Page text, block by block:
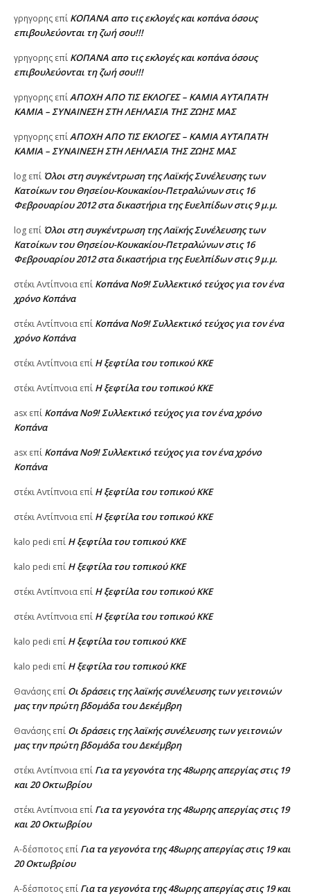
γρηγορης επί ΚΟΠΑΝΑ απο τις εκλογές και κοπάνα όσους
επιβουλεύονται τη ζωή σου!!!
γρηγορης επί ΚΟΠΑΝΑ απο τις εκλογές και κοπάνα όσους
επιβουλεύονται τη ζωή σου!!!
γρηγορης επίΑΠΟΧΗ ΑΠΟ ΤΙΣ ΕΚΛΟΓΕΣ – ΚΑΜΙΑ ΑΥΤΑΠΑΤΗ
ΚΑΜΙΑ – ΣΥΝΑΙΝΕΣΗ ΣΤΗ ΛΕΗΛΑΣΙΑ ΤΗΣ ΖΩΗΣ ΜΑΣ
γρηγορης επίΑΠΟΧΗ ΑΠΟ ΤΙΣ ΕΚΛΟΓΕΣ – ΚΑΜΙΑ ΑΥΤΑΠΑΤΗ
ΚΑΜΙΑ – ΣΥΝΑΙΝΕΣΗ ΣΤΗ ΛΕΗΛΑΣΙΑ ΤΗΣ ΖΩΗΣ ΜΑΣ
log επί Όλοι στη συγκέντρωση της Λαϊκής Συνέλευσης των
Κατοίκων του Θησείου-Κουκακίου-Πετραλώνων στις 16
Φεβρουαρίου 2012 στα δικαστήρια της Ευελπίδων στις 9 μ.μ.
log επί Όλοι στη συγκέντρωση της Λαϊκής Συνέλευσης των
Κατοίκων του Θησείου-Κουκακίου-Πετραλώνων στις 16
Φεβρουαρίου 2012 στα δικαστήρια της Ευελπίδων στις 9 μ.μ.
στέκι Αντίπνοια επί Κοπάνα Νο9! Συλλεκτικό τεύχος για τον ένα
χρόνο Κοπάνα
στέκι Αντίπνοια επί Κοπάνα Νο9! Συλλεκτικό τεύχος για τον ένα
χρόνο Κοπάνα
στέκι Αντίπνοια επί Η ξεφτίλα του τοπικού ΚΚΕ
στέκι Αντίπνοια επί Η ξεφτίλα του τοπικού ΚΚΕ
asx επί Κοπάνα Νο9! Συλλεκτικό τεύχος για τον ένα χρόνο
Κοπάνα
asx επί Κοπάνα Νο9! Συλλεκτικό τεύχος για τον ένα χρόνο
Κοπάνα
στέκι Αντίπνοια επί Η ξεφτίλα του τοπικού ΚΚΕ
στέκι Αντίπνοια επί Η ξεφτίλα του τοπικού ΚΚΕ
kalo pedi επί Η ξεφτίλα του τοπικού ΚΚΕ
kalo pedi επί Η ξεφτίλα του τοπικού ΚΚΕ
στέκι Αντίπνοια επί Η ξεφτίλα του τοπικού ΚΚΕ
στέκι Αντίπνοια επί Η ξεφτίλα του τοπικού ΚΚΕ
kalo pedi επί Η ξεφτίλα του τοπικού ΚΚΕ
kalo pedi επί Η ξεφτίλα του τοπικού ΚΚΕ
Θανάσης επί Οι δράσεις της λαϊκής συνέλευσης των γειτονιών
μας την πρώτη βδομάδα του Δεκέμβρη
Θανάσης επί Οι δράσεις της λαϊκής συνέλευσης των γειτονιών
μας την πρώτη βδομάδα του Δεκέμβρη
στέκι Αντίπνοια επί Για τα γεγονότα της 48ωρης απεργίας στις 19
και 20 Οκτωβρίου
στέκι Αντίπνοια επί Για τα γεγονότα της 48ωρης απεργίας στις 19
και 20 Οκτωβρίου
A-δέσποτος επί Για τα γεγονότα της 48ωρης απεργίας στις 19 και
20 Οκτωβρίου
A-δέσποτος επί Για τα γεγονότα της 48ωρης απεργίας στις 19 και